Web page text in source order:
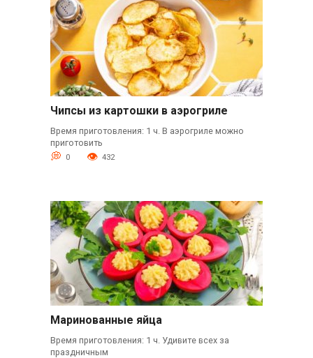
Чипсы из картошки в аэрогриле
Время приготовления: 1 ч. В аэрогриле можно
приготовить
0 432
Маринованные яйца
Время приготовления: 1 ч. Удивите всех за
праздничным